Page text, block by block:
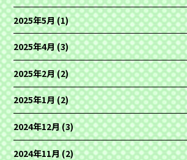
2025年5月(1)
2025年4月(3)
2025年2月(2)
2025年1月(2)
2024年12月(3)
2024年11月(2)